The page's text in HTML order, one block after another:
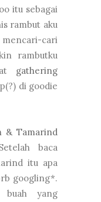
itu sebagai
rambut aku
cari
rambutku
gathering
di goodie
& Tamarind
baca
itu apa
googling*.
yang